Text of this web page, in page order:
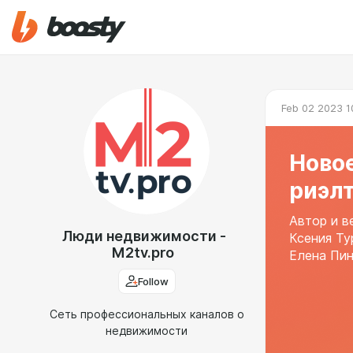
Люди недвижимости -
M2tv.pro
Follow
Сеть профессиональных каналов о
недвижимости
Feb 02 2023
Автор и
Ксения
Елена